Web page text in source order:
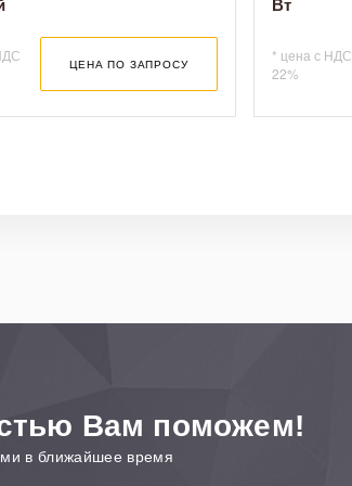
ЦЕНА ПО ЗАПРОСУ
Вт
* цена с НДС
22%
Вам поможем!
в ближайшее время
заказа в службу доставки.
с момента приема заказа.
и доставка в указанный Вами